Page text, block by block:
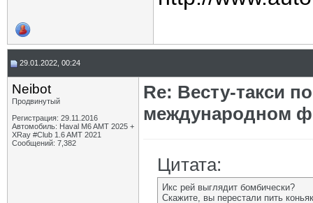
29.01.2022, 00:24
Neibot
Продвинутый
Регистрация: 29.11.2016
Автомобиль: Haval M6 AMT 2025 +
XRay #Club 1.6 AMT 2021
Сообщений: 7,382
Re: Весту-такси
международном
Цитата:
Икс рей выглядит бомбически?
Скажите, вы перестали пить